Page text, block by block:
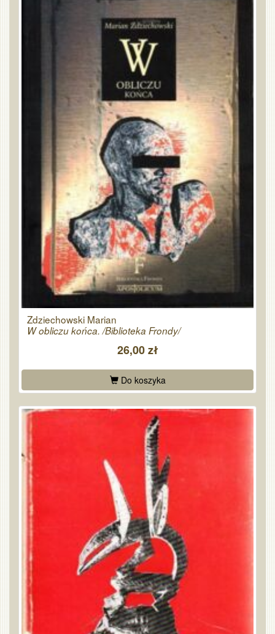
Zdziechowski Marian
W obliczu końca. /Biblioteka Frondy/
26,00 zł
Do koszyka